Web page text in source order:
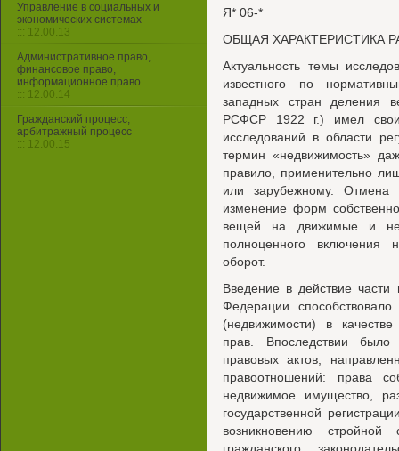
Я* 06-*
ОБЩАЯ ХАРАКТЕРИСТИКА
Актуальность темы
известного по
западных стран
РСФСР 1922 г.) имел
исследований в области
термин «недвижимость»
правило, применительно
или зарубежному. Отмена
изменение форм
вещей на движимые и
полноценного включения
оборот.
Введение в действие части
Федерации
(недвижимости) в качестве
прав. Впоследствии
правовых актов,
правоотношений: права
недвижимое имущество,
государственной
возникновению стройной
Управление в социальных и
экономических системах
::: 12.00.13
Административное право,
финансовое право,
информационное право
::: 12.00.14
Гражданский процесс;
арбитражный процесс
::: 12.00.15